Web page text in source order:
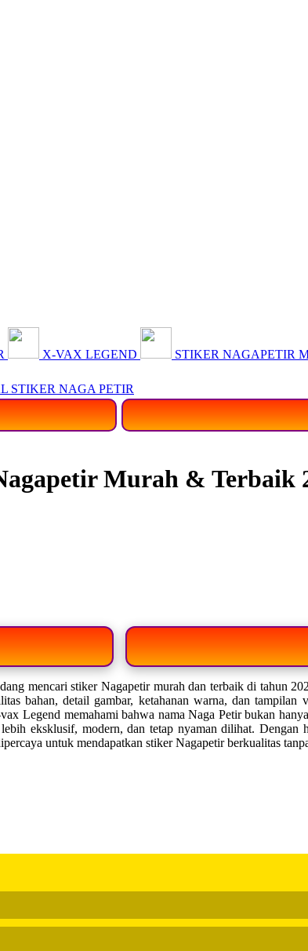
X-VAX LEGEND STIKER NAGAPETIR
STIKER NAGA PETIR
Murah & Terbaik
mencari stiker Nagapetir murah dan terbaik di tahun
bahan, detail gambar, ketahanan warna, dan
Legend memahami bahwa nama Naga Petir bukan
eksklusif, modern, dan tetap nyaman dilihat. Dengan
untuk mendapatkan stiker Nagapetir berkualitas